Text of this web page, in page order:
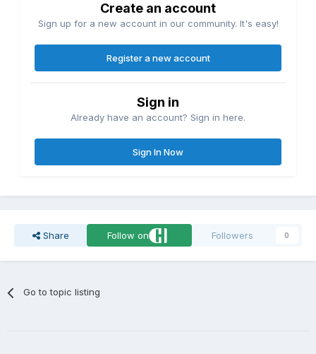
Create an account
Sign up for a new account in our community. It's easy!
Register a new account
Sign in
Already have an account? Sign in here.
Sign In Now
Share Follow on Followers 0
Go to topic listing